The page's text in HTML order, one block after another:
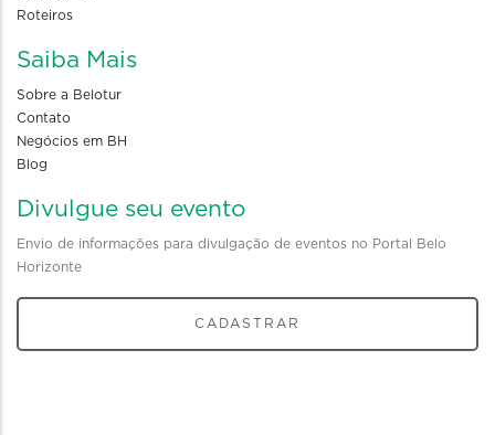
Roteiros
Saiba Mais
Sobre a Belotur
Contato
Negócios em BH
Blog
Divulgue seu evento
Envio de informações para divulgação de eventos no Portal Belo
Horizonte
CADASTRAR